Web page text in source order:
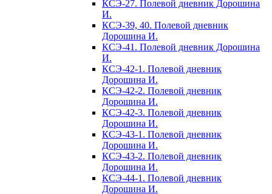
КСЭ-27. Полевой дневник Дорошина
И.
КСЭ-39, 40. Полевой дневник
Дорошина И.
КСЭ-41. Полевой дневник Дорошина
И.
КСЭ-42-1. Полевой дневник
Дорошина И.
КСЭ-42-2. Полевой дневник
Дорошина И.
КСЭ-42-3. Полевой дневник
Дорошина И.
КСЭ-43-1. Полевой дневник
Дорошина И.
КСЭ-43-2. Полевой дневник
Дорошина И.
КСЭ-44-1. Полевой дневник
Дорошина И.